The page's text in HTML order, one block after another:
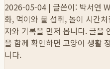
2026-05-04 | 글쓴이: 박서연
화, 먹이와 물 섭취, 놀이 시간
자와 기록을 먼저 봅니다. 글을
을 함께 확인하면 고양이 생활
니다.